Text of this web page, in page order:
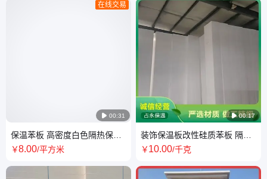
 00:31
在线交易
保温苯板 高密度白色隔热保温
板 厂家批量供应
￥8.00/平方米
 00:17
装饰保温板改性硅质苯板 隔火
阻潮耐腐蚀材质好 一站式采购
￥10.00/千克